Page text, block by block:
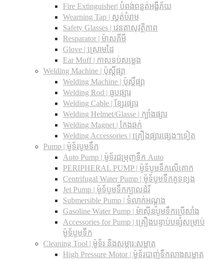
Fire Extinguisher| បំពង់ពន្លត់អង្គីភ័យ
Wearning Tap | ស្គត់បំរាម
Safety Glasses | វេនតាសុវត្ថិភាព
Resparator | ម៉ាសគីមី
Glove | ស្រោមដៃ
Ear Muff | កាសទប់សម្លេង
Welding Machine | ប៉ុស្តិ៍ផ្សា
Welding Machine | ប៉ុស្តិ៍ផ្សា
Welding Rod | ធូបផ្សារ
Welding Cable | ខ្សែរផ្សារ
Welding Helmet/Glasse | ក្បាំងផ្សារ
Welding Magnet | កែងឆក់
Welding Accessories | គ្រឿងផ្សារផ្សេងៗទៀត
Pump | ម៉ូទ័របូមទឹក
Auto Pump | ម៉ូទ័រជម្រុញទឹក Auto
PERIPHERAL PUMP | ម៉ូទ័បូមទឹកលើគោក
Centrifugal Water Pump | ម៉ូទ័បូមទឹកគូទខ្យង
Jet Pump | ម៉ូទ័បូមទឹកក្បាលដំរី
Submersible Pump | ទំលាក់អណ្តូង
Gasoline Water Pump | ម៉ាស៊ីនបូមទឹកប្រើសាំង
Accessories for Pump | គ្រឿងបន្ទាប់បន្សំសម្រាប់
ម៉ូទ័បូមទឹក
Cleaning Tool | ម៉ូទ័រ និងសម្ភារ:សម្អាត
High Pressure Motor | ម៉ូទ័របាញ់ទឹកលាងសម្អាត